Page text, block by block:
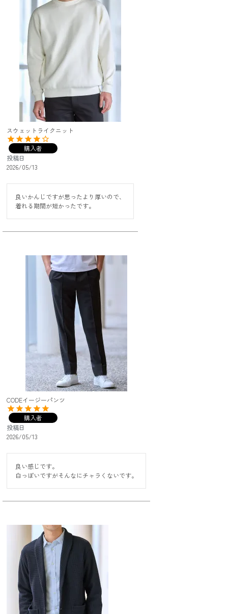
スウェットライクニット
購入者
投稿日
2026/05/13
良いかんじですが思ったより厚いので、
着れる期間が短かったです。
CODEイージーパンツ
購入者
投稿日
2026/05/13
良い感じです。
白っぽいですがそんなにチャラくないです。